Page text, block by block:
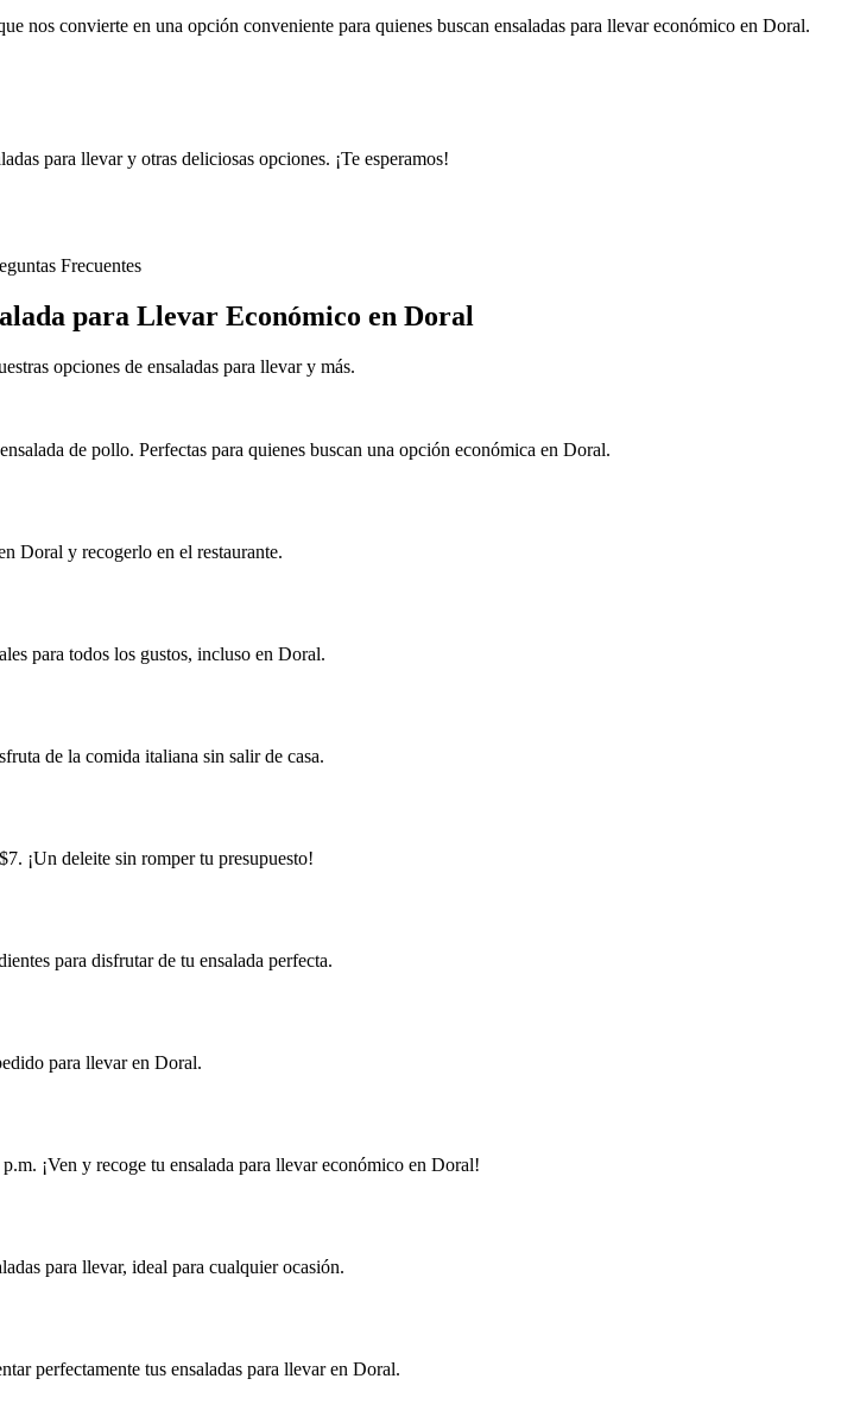
convierte en una opción conveniente para quienes buscan ensaladas para llevar económico en Doral.
para llevar y otras deliciosas opciones. ¡Te esperamos!
Frecuentes
para Llevar Económico en Doral
opciones de ensaladas para llevar y más.
de pollo. Perfectas para quienes buscan una opción económica en Doral.
Doral y recogerlo en el restaurante.
para todos los gustos, incluso en Doral.
de la comida italiana sin salir de casa.
¡Un deleite sin romper tu presupuesto!
para disfrutar de tu ensalada perfecta.
para llevar en Doral.
¡Ven y recoge tu ensalada para llevar económico en Doral!
para llevar, ideal para cualquier ocasión.
perfectamente tus ensaladas para llevar en Doral.